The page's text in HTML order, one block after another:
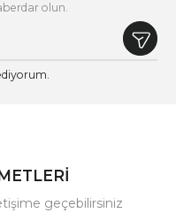
olun.
geçebilirsiniz